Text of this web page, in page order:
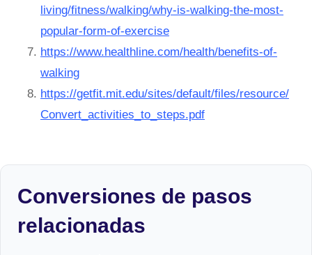
living/fitness/walking/why-is-walking-the-most-
popular-form-of-exercise
https://www.healthline.com/health/benefits-of-
walking
https://getfit.mit.edu/sites/default/files/resource/
Convert_activities_to_steps.pdf
Conversiones de pasos
relacionadas